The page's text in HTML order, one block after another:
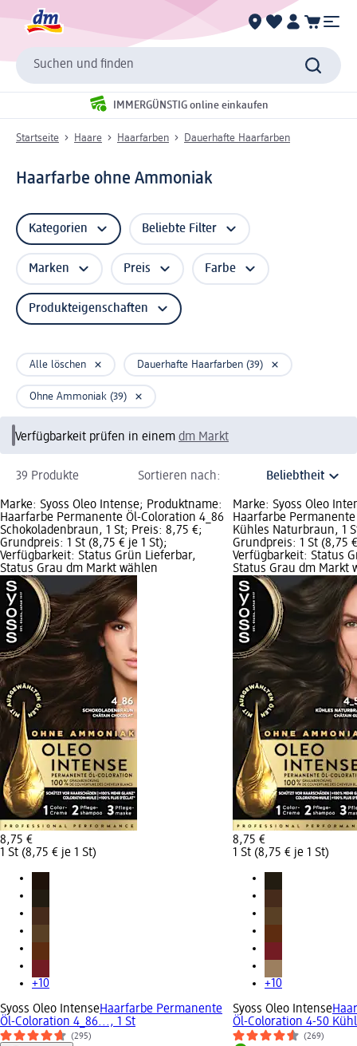
Suchen und finden
IMMERGÜNSTIG online einkaufen
Startseite Haare Haarfarben Dauerhafte Haarfarben
Haarfarbe ohne Ammoniak
Kategorien Beliebte Filter
Marken Preis Farbe
Produkteigenschaften
Alle löschen Dauerhafte Haarfarben (39)
Ohne Ammoniak (39)
Verfügbarkeit prüfen in einem dm Markt
39 Produkte Sortieren nach:
Marke: Syoss Oleo Intense; Produktname:
Haarfarbe Permanente Öl-Coloration 4_86
Schokoladenbraun, 1 St; Preis: 8,75 €;
Grundpreis: 1 St (8,75 € je 1 St);
Verfügbarkeit: Status Grün Lieferbar,
Status Grau dm Markt wählen
8,75 €
1 St (8,75 € je 1 St)
+10
Syoss Oleo IntenseHaarfarbe Permanente
Öl-Coloration 4_86..., 1 St
(295)
Marke: Syoss Oleo
Haarfarbe
Kühles Naturbraun, 1
Grundpreis: 1 St (8,75
Verfügbarkeit: Status
Status Grau dm Markt
8,75 €
1 St (8,75 € je 1 St)
+10
Syoss Oleo Intense
Öl-Coloration 4-50
(269)